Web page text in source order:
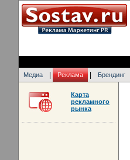
Медиа Реклама Брендинг
Карта
рекламного
рынка